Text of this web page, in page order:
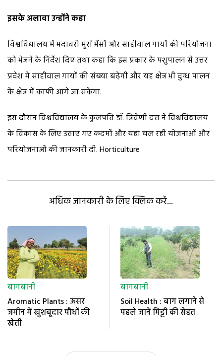
इसके अलावा उन्होंने कहा
विश्वविद्यालय में भदावरी मुर्रा भैंसों और साहीवाल गायों की परियोजना
को भेजने के निर्देश दिए तथा कहा कि इस प्रकार के पशुपालन से उत्तर
प्रदेश में साहीवाल गायों की संख्या बढ़ेगी और यह क्षेत्र भी दुग्ध पालन
के क्षेत्र में काफी आगे जा सकेगा.
इस दौरान विश्वविद्यालय के कुलपति डॉ. त्रिवेणी दत्त ने विश्वविद्यालय
के विकास के लिए उठाए गए कदमों और यहां चल रही योजनाओं और
परियोजनाओं की जानकारी दी. Horticulture
अधिक जानकारी के लिए क्लिक करें...
बागबानी
Aromatic Plants : ऊसर
जमीन में खुशबूदार पौधों की
खेती
बागबानी
Soil Health : बाग लगाने से
पहले जानें मिट्टी की सेहत